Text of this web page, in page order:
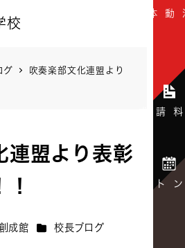
校
グ
吹奏楽部文化連盟より
連盟より表彰
成館 カテゴリー
校長ブログ